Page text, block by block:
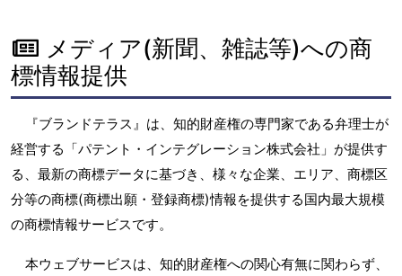
メディア(新聞、雑誌等)への商
標情報提供
『ブランドテラス』は、知的財産権の専門家である弁理士が
経営する「パテント・インテグレーション株式会社」が提供す
る、最新の商標データに基づき、様々な企業、エリア、商標区
分等の商標(商標出願・登録商標)情報を提供する国内最大規模
の商標情報サービスです。
本ウェブサービスは、知的財産権への関心有無に関わらず、